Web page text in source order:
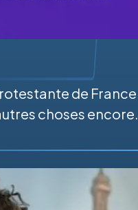
de France
choses encore.